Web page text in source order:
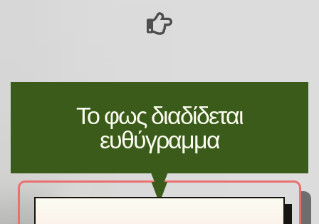
Το φως διαδίδεται
ευθύγραμμα